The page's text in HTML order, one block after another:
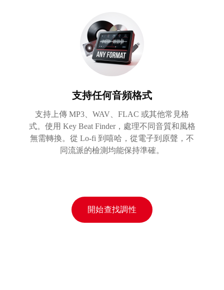
支持任何音頻格式
支持上傳 MP3、WAV、FLAC 或其他常見格
式。使用 Key Beat Finder，處理不同音質和風格
無需轉換。從 Lo-fi 到嘻哈，從電子到原聲，不
同流派的檢測均能保持準確。
開始查找調性